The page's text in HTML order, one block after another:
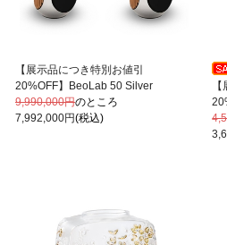
【展示品につき特別お値引
20%OFF】BeoLab 50 Silver
9,990,000円のところ
7,992,000円(税込)